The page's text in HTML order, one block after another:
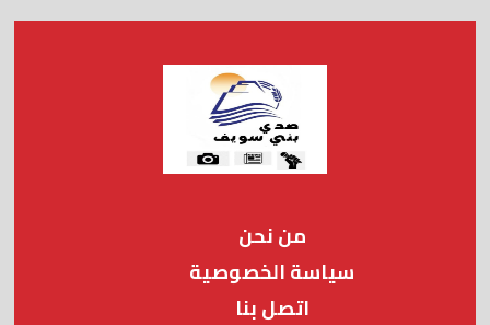
من نحن
سياسة الخصوصية
اتصل بنا